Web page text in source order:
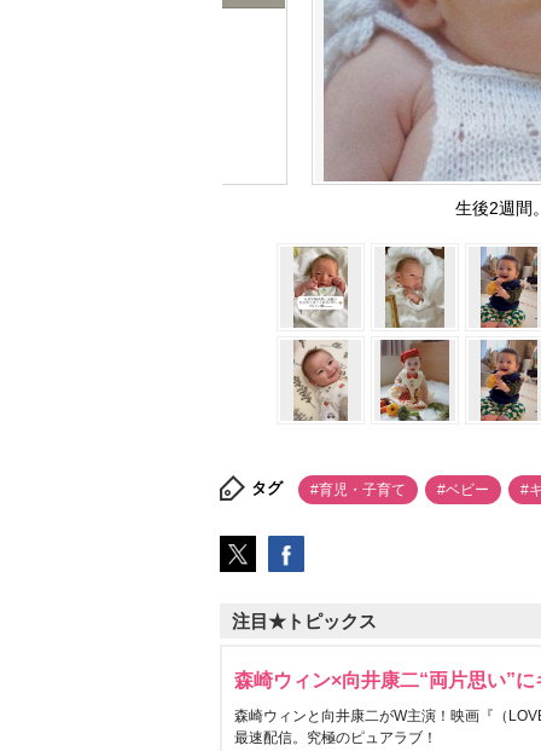
生後2週間
タグ #育児・子育て #ベビー #
注目★トピックス
森崎ウィン×向井康二“両片思い”
森崎ウィンと向井康二がW主演！映画『（
最速配信。究極のピュアラブ！